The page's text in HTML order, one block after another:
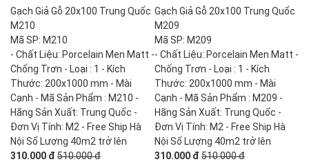
Gạch Giả Gỗ 20x100 Trung Quốc
M210
Mã SP: M210
- Chất Liệu: Porcelain Men Matt -
Chống Trơn - Loại : 1 - Kích
Thước: 200x1000 mm - Mài
Cạnh - Mã Sản Phẩm : M210 -
Hãng Sản Xuất: Trung Quốc -
Đơn Vị Tính: M2 - Free Ship Hà
Nội Số Lượng 40m2 trở lên
310.000 đ 510.000 đ
Gạch Giả Gỗ 20x100 Trung Quốc
M209
Mã SP: M209
- Chất Liệu: Porcelain Men Matt -
Chống Trơn - Loại : 1 - Kích
Thước: 200x1000 mm - Mài
Cạnh - Mã Sản Phẩm : M209 -
Hãng Sản Xuất: Trung Quốc -
Đơn Vị Tính: M2 - Free Ship Hà
Nội Số Lượng 40m2 trở lên
310.000 đ 510.000 đ